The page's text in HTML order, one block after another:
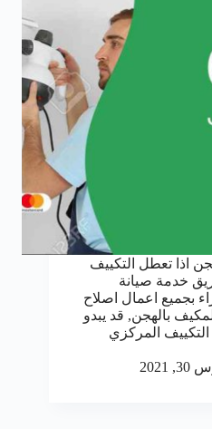
اذا تعطل التكييف
خدمة صيانة
بجميع اعمال اصلاح
بالهجن, قد يبدو
المركزي
2021